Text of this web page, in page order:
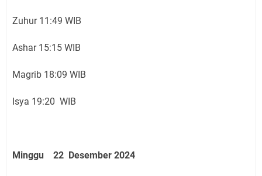
Zuhur 11:49 WIB
Ashar 15:15 WIB
Magrib 18:09 WIB
Isya 19:20 WIB
Minggu 22 Desember 2024